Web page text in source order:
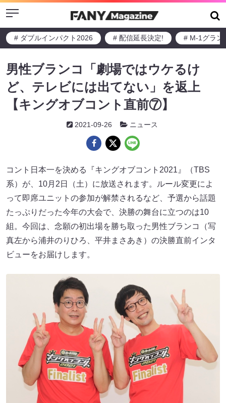
Menu
# ダブルインパクト2026 # 配信延長決定! # M-1グラン
男性ブランコ「劇場ではウケるけ
ど、テレビには出てない」を返上
【キングオブコント直前⑦】
2021-09-26 ニュース
コント日本一を決める『キングオブコント2021』（TBS
系）が、10月2日（土）に放送されます。ルール変更によ
って即席ユニットの参加が解禁されるなど、予選から話題
たっぷりだった今年の大会で、決勝の舞台に立つのは10
組。今回は、念願の初出場を勝ち取った男性ブランコ（写
真左から浦井のりひろ、平井まさあき）の決勝直前インタ
ビューをお届けします。